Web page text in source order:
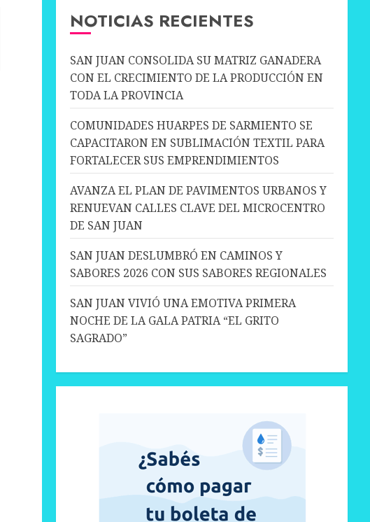
NOTICIAS RECIENTES
SAN JUAN CONSOLIDA SU MATRIZ GANADERA
CON EL CRECIMIENTO DE LA PRODUCCIÓN EN
TODA LA PROVINCIA
COMUNIDADES HUARPES DE SARMIENTO SE
CAPACITARON EN SUBLIMACIÓN TEXTIL PARA
FORTALECER SUS EMPRENDIMIENTOS
AVANZA EL PLAN DE PAVIMENTOS URBANOS Y
RENUEVAN CALLES CLAVE DEL MICROCENTRO
DE SAN JUAN
SAN JUAN DESLUMBRÓ EN CAMINOS Y
SABORES 2026 CON SUS SABORES REGIONALES
SAN JUAN VIVIÓ UNA EMOTIVA PRIMERA
NOCHE DE LA GALA PATRIA “EL GRITO
SAGRADO”